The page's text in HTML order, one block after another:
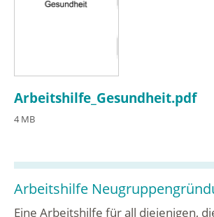
Arbeitshilfe_Gesundheit.pdf
4 MB
Arbeitshilfe
Eine Arbeitshilfe für all diejenigen,